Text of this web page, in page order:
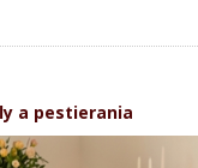
a pestierania